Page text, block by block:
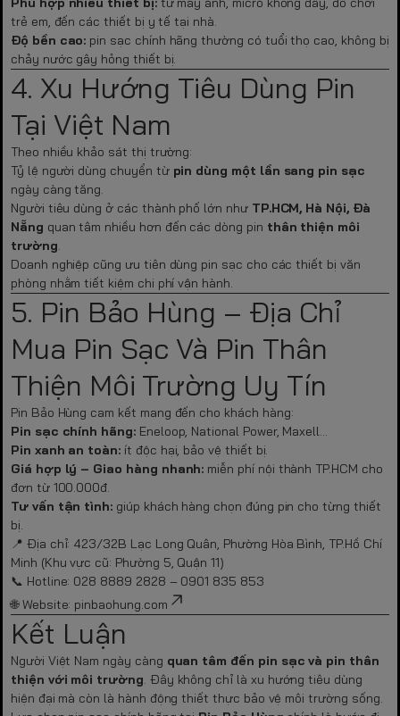
trẻ em, đến các thiết bị y tế tại nhà.
Độ bền cao: pin sạc chính hãng thường có tuổi thọ cao, không bị
chảy nước gây hỏng thiết bị.
4. Xu Hướng Tiêu Dùng Pin
Tại Việt Nam
Theo nhiều khảo sát thị trường:
Tỷ lệ người dùng chuyển từ pin dùng một lần sang pin sạc
ngày càng tăng.
Người tiêu dùng ở các thành phố lớn như TP.HCM, Hà Nội, Đà
Nẵng quan tâm nhiều hơn đến các dòng pin thân thiện môi
trường.
Doanh nghiệp cũng ưu tiên dùng pin sạc cho các thiết bị văn
phòng nhằm tiết kiệm chi phí vận hành.
5. Pin Bảo Hùng – Địa Chỉ
Mua Pin Sạc Và Pin Thân
Thiện Môi Trường Uy Tín
Pin Bảo Hùng cam kết mang đến cho khách hàng:
Pin sạc chính hãng:Eneloop, National Power, Maxell…
Pin xanh an toàn: ít độc hại, bảo vệ thiết bị.
Giá hợp lý – Giao hàng nhanh: miễn phí nội thành TP.HCM cho
đơn từ 100.000đ.
Tư vấn tận tình: giúp khách hàng chọn đúng pin cho từng thiết
bị.
📍 Địa chỉ: 423/32B Lạc Long Quân, Phường Hòa Bình, TP.Hồ Chí
Minh (Khu vực cũ: Phường 5, Quận 11)
📞 Hotline: 028 8889 2828 – 0901 835 853
🌐 Website: pinbaohung.com
Kết Luận
Người Việt Nam ngày càng quan tâm đến pin sạc và pin thân
thiện với môi trường. Đây không chỉ là xu hướng tiêu dùng
hiện đại mà còn là hành động thiết thực bảo vệ môi trường sống.